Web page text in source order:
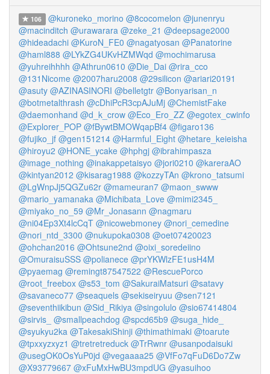
106 @kuroneko_morino @8cocomelon @junenryu
@macinditch @urawarara @zeke_21 @deepsage2000
@hideadachi @KuroN_FE0 @nagatyosan @Panatorine
@haml888 @LYkZG4UKvHZMWqd @mochimarusa
@yuhreihhhh @Athrun0610 @Die_Dai @rira_cco
@131Nicome @2007haru2008 @29silicon @ariari20191
@asuty @AZINASINORI @belletgtr @Bonyarisan_n
@botmetalthrash @cDhiPcR3cpAJuMj @ChemistFake
@daemonhand @d_k_crow @Eco_Ero_ZZ @egotex_cwinfo
@Explorer_POP @fBywtBMOWqapBf4 @figaro136
@fujiko_jf @gen151214 @Harmful_Eight @hetare_keieisha
@hiroyu2 @HONE_ycake @hphgj @ibrahimpasza
@image_nothing @inakappetaisyo @jori0210 @kareraAO
@kintyan2012 @kisarag1988 @kozzyTAn @krono_tatsumi
@LgWnpJj5QGZu62r @mameuran7 @maon_swww
@mario_yamanaka @Michibata_Love @mimi2345_
@miyako_no_59 @Mr_Jonasann @nagmaru
@ni04Ep3Xt4lcCqT @nicowebmoney @nori_cemedine
@nori_ntd_3300 @nukupoka0308 @oet07420023
@ohchan2016 @Ohtsune2nd @oixi_soredeiino
@OmuraisuSSS @polianece @prYKWlzFE1usH4M
@pyaemag @remingt87547522 @RescuePorco
@root_freebox @s53_tom @SakuraiMatsuri @satavy
@savaneco77 @seaquels @sekiseiryuu @sen7121
@seventhiikibun @Sid_Rikiya @singolulo @sio67414804
@sirvis_ @smallpeachdog @spcd65b9 @suga_hide_
@syukyu2ka @TakesakiShinji @thimathimaki @toarute
@tpxxyzxyz1 @tretretreduck @TrRwnr @usanpodaisuki
@usegOK0OsYuP0jd @vegaaaa25 @VfFo7qFuD6Do7Zw
@X93779667 @xFuMxHwBU3mpdUG @yasuihoo